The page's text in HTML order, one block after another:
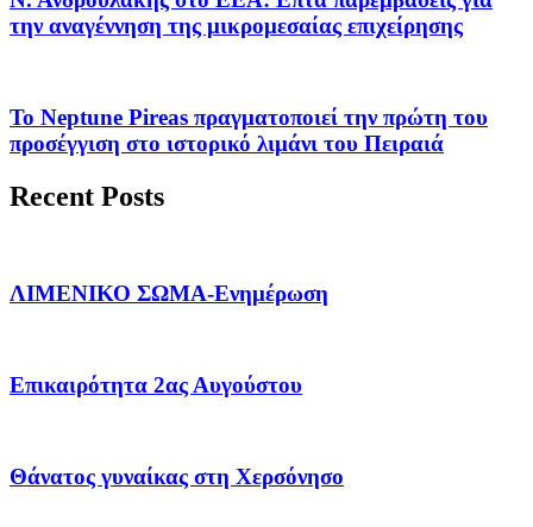
την αναγέννηση της μικρομεσαίας επιχείρησης
Το Neptune Pireas πραγματοποιεί την πρώτη του
προσέγγιση στο ιστορικό λιμάνι του Πειραιά
Recent Posts
ΛΙΜΕΝΙΚΟ ΣΩΜΑ-Ενημέρωση
Επικαιρότητα 2ας Αυγούστου
Θάνατος γυναίκας στη Χερσόνησο